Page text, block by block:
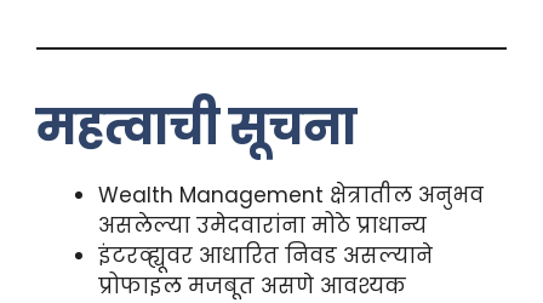
महत्वाची सूचना
Wealth Management क्षेत्रातील अनुभव
असलेल्या उमेदवारांना मोठे प्राधान्य
इंटरव्ह्यूवर आधारित निवड असल्याने
प्रोफाइल मजबूत असणे आवश्यक